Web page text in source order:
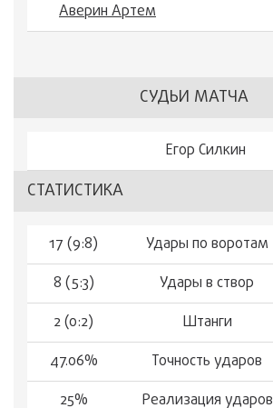
Аверин Артем
СУДЬИ МАТЧА
Егор Силкин
СТАТИСТИКА
17 (9:8) Удары по воротам
8 (5:3)
Удары в створ
2 (0:2)
Штанги
47.06%
Точность ударов
25%
Реализация ударов